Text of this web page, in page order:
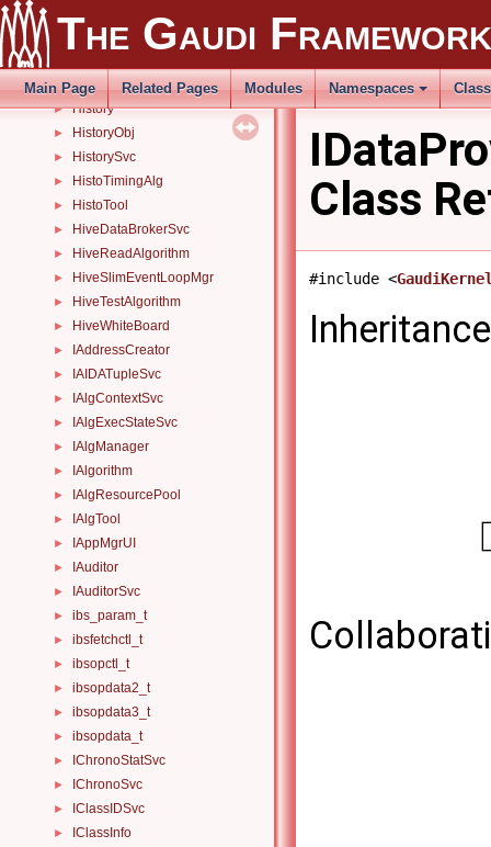
The Gaudi Framework
Main Page Related Pages Modules Namespaces
HistogramAgent
► HistogramSvc
► History
► HistoryObj
► HistorySvc
► HistoTimingAlg
► HistoTool
► HiveDataBrokerSvc
► HiveReadAlgorithm
► HiveSlimEventLoopMgr
► HiveTestAlgorithm
► HiveWhiteBoard
► IAddressCreator
► IAIDATupleSvc
► IAlgContextSvc
► IAlgExecStateSvc
► IAlgManager
► IAlgorithm
► IAlgResourcePool
► IAlgTool
► IAppMgrUI
► IAuditor
► IAuditorSvc
► ibs_param_t
► ibsfetchctl_t
► ibsopctl_t
► ibsopdata2_t
► ibsopdata3_t
► ibsopdata_t
► IChronoStatSvc
► IChronoSvc
► IClassIDSvc
► IClassInfo
Class
#include <